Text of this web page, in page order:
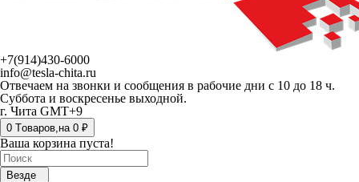
+7(914)430-6000
info@tesla-chita.ru
Отвечаем на звонки и сообщения в рабочие дни с 10 до 18 ч.
Суббота и воскресенье выходной.
г. Чита GMT+9
0 Tоваров,на 0 ₽
Ваша корзина пуста!
Везде